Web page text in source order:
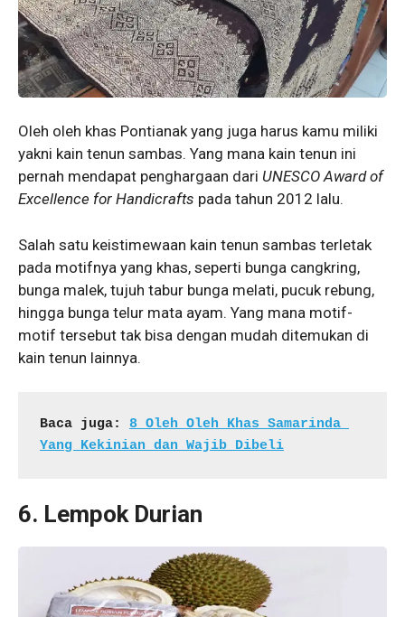
Oleh oleh khas Pontianak yang juga harus kamu miliki
yakni kain tenun sambas. Yang mana kain tenun ini
pernah mendapat penghargaan dari UNESCO Award of
Excellence for Handicrafts pada tahun 2012 lalu.
Salah satu keistimewaan kain tenun sambas terletak
pada motifnya yang khas, seperti bunga cangkring,
bunga malek, tujuh tabur bunga melati, pucuk rebung,
hingga bunga telur mata ayam. Yang mana motif-
motif tersebut tak bisa dengan mudah ditemukan di
kain tenun lainnya.
Baca juga: 8 Oleh Oleh Khas Samarinda
Yang Kekinian dan Wajib Dibeli
6. Lempok Durian